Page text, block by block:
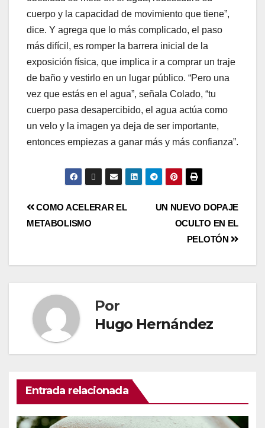
cuerpo y la capacidad de movimiento que tiene”,
dice. Y agrega que lo más complicado, el paso
más difícil, es romper la barrera inicial de la
exposición física, que implica ir a comprar un traje
de baño y vestirlo en un lugar público. “Pero una
vez que estás en el agua”, señala Colado, “tu
cuerpo pasa desapercibido, el agua actúa como
un velo y la imagen ya deja de ser importante,
entonces empiezas a ganar más y más confianza”.
UN NUEVO DOPAJE
OCULTO EN EL
PELOTÓN
COMO ACELERAR EL
METABOLISMO
Por
Hugo Hernández
Entrada relacionada